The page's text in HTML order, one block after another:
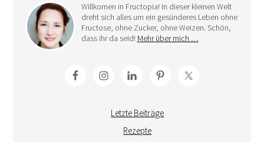
Willkomen in Fructopia! In dieser kleinen Welt
dreht sich alles um ein gesünderes Leben ohne
Fructose, ohne Zucker, ohne Weizen. Schön,
dass ihr da seid! Mehr über mich …
Letzte Beiträge
Rezepte